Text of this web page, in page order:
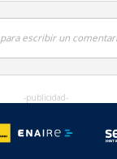
escribir un